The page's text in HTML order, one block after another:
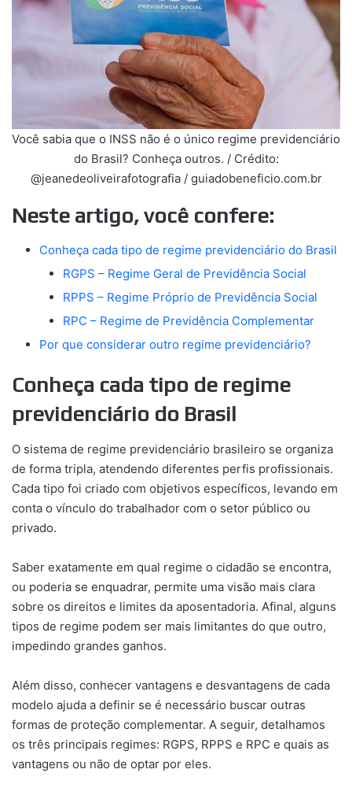
Você sabia que o INSS não é o único regime previdenciário
do Brasil? Conheça outros. / Crédito:
@jeanedeoliveirafotografia / guiadobeneficio.com.br
Neste artigo, você confere:
Conheça cada tipo de regime previdenciário do Brasil
RGPS – Regime Geral de Previdência Social
RPPS – Regime Próprio de Previdência Social
RPC – Regime de Previdência Complementar
Por que considerar outro regime previdenciário?
Conheça cada tipo de regime
previdenciário do Brasil
O sistema de regime previdenciário brasileiro se organiza
de forma tripla, atendendo diferentes perfis profissionais.
Cada tipo foi criado com objetivos específicos, levando em
conta o vínculo do trabalhador com o setor público ou
privado.
Saber exatamente em qual regime o cidadão se encontra,
ou poderia se enquadrar, permite uma visão mais clara
sobre os direitos e limites da aposentadoria. Afinal, alguns
tipos de regime podem ser mais limitantes do que outro,
impedindo grandes ganhos.
Além disso, conhecer vantagens e desvantagens de cada
modelo ajuda a definir se é necessário buscar outras
formas de proteção complementar. A seguir, detalhamos
os três principais regimes: RGPS, RPPS e RPC e quais as
vantagens ou não de optar por eles.